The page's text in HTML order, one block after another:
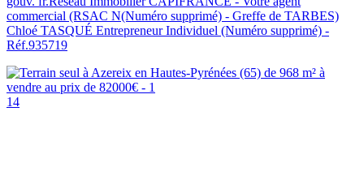
commercial (RSAC N(Numéro supprimé) - Greffe de TARBES)
Chloé TASQUÉ Entrepreneur Individuel (Numéro supprimé) -
Réf.935719
14